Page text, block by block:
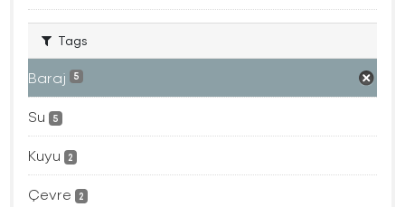
Tags
Baraj 5
Su 5
Kuyu 2
Çevre 2